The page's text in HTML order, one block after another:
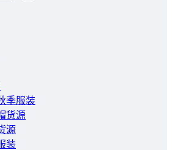
季服装
货源
源
装